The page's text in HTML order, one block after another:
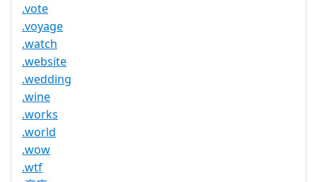
.vote
.voyage
.watch
.website
.wedding
.wine
.works
.world
.wow
.wtf